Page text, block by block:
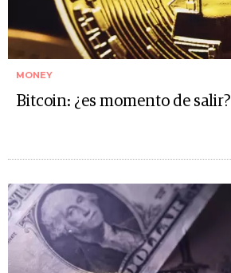
MONEY
Bitcoin: ¿es momento de salir?